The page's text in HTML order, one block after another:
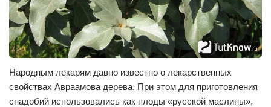
Народным лекарям давно известно о лекарственных
свойствах Авраамова дерева. При этом для приготовления
снадобий использовались как плоды «русской маслины»,